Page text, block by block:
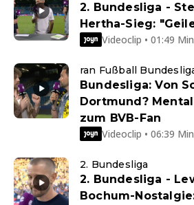
2. Bundesliga -
Hertha-Sieg:
Videoclip • 01:49 Min
ran Fußball
Bundesliga: Von
Dortmund?
zum BVB-Fan
Videoclip • 06:39 Min
2. Bundesliga
2. Bundesliga -
Bochum-